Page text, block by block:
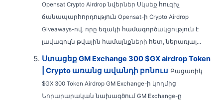
Opensat Crypto Airdrop նվերներ Սկսեք հուզիչ
ճանապարհորդություն Opensat-ի Crypto Airdrop
Giveaways-ով, որը եզակի համագործակցություն է
լավագույն թվային համայնքների հետ, ներառյալ...
Ստացեք GM Exchange 300 $GX airdrop Token
| Crypto առանց ավանդի բոնուս Բացառիկ
$GX 300 Token Airdrop GM Exchange-ի կողմից
Նորարարական նախագծում GM Exchange-ը